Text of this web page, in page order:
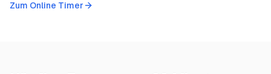
Zum Online Timer